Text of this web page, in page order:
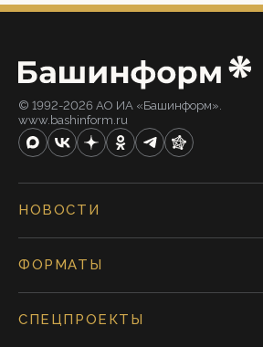
© 1992-2026 АО ИА «Башинформ».
www.bashinform.ru
НОВОСТИ
ФОРМАТЫ
СПЕЦПРОЕКТЫ